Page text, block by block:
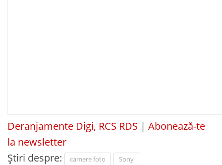
Deranjamente Digi, RCS RDS | Abonează-te
la newsletter
Știri despre:
camere foto Sony